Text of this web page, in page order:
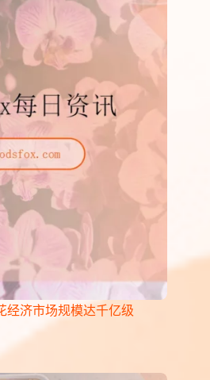
经济市场规模达千亿级